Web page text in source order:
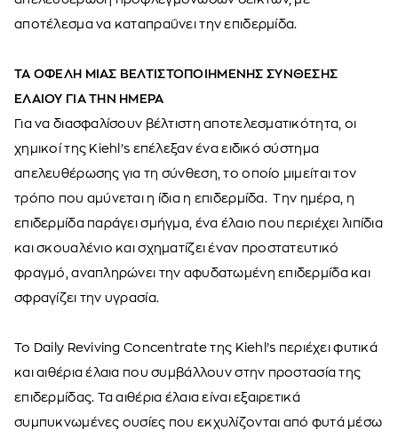
αποτέλεσμα να καταπραΰνει την επιδερμίδα.
ΤΑ ΟΦΕΛΗ ΜΙΑΣ ΒΕΛΤΙΣΤΟΠΟΙΗΜΕΝΗΣ ΣΥΝΘΕΣΗΣ
ΕΛΑΙΟΥ ΓΙΑ ΤΗΝ ΗΜΕΡΑ
Για να διασφαλίσουν βέλτιστη αποτελεσματικότητα, οι
χημικοί της Kiehl’s επέλεξαν ένα ειδικό σύστημα
απελευθέρωσης για τη σύνθεση, το οποίο μιμείται τον
τρόπο που αμύνεται η ίδια η επιδερμίδα. Την ημέρα, η
επιδερμίδα παράγει σμήγμα, ένα έλαιο που περιέχει λιπίδια
και σκουαλένιο και σχηματίζει έναν προστατευτικό
φραγμό, αναπληρώνει την αφυδατωμένη επιδερμίδα και
σφραγίζει την υγρασία.
Το Daily Reviving Concentrate της Kiehl’s περιέχει φυτικά
και αιθέρια έλαια που συμβάλλουν στην προστασία της
επιδερμίδας. Τα αιθέρια έλαια είναι εξαιρετικά
συμπυκνωμένες ουσίες που εκχυλίζονται από φυτά μέσω